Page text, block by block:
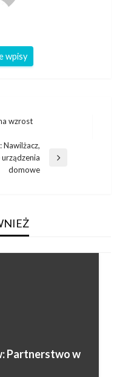
wpisy
wzrost
Nawilżacz,
domowe
Partnerstwo w